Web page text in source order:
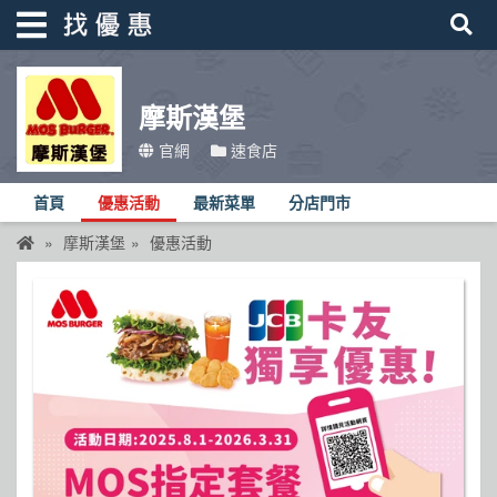
摩斯漢堡
官網 速食店
首頁 優惠活動 最新菜單 分店門市
摩斯漢堡 優惠活動
找優惠
首頁
優惠活動
折價卷
線上DM
品牌總覽